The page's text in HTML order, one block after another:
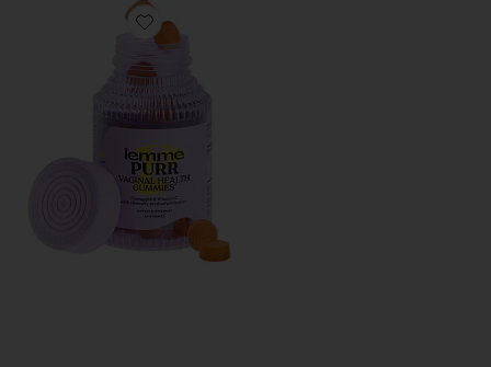
Favorite PURR ビタミングミ